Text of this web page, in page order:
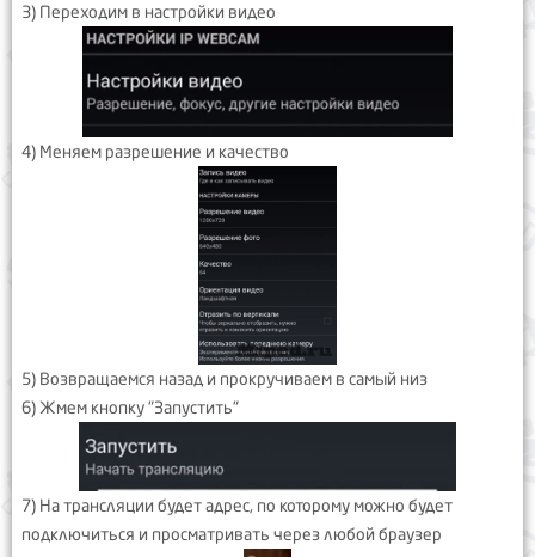
3) Переходим в настройки видео
4) Меняем разрешение и качество
5) Возвращаемся назад и прокручиваем в самый низ
6) Жмем кнопку "Запустить"
7) На трансляции будет адрес, по которому можно будет
подключиться и просматривать через любой браузер